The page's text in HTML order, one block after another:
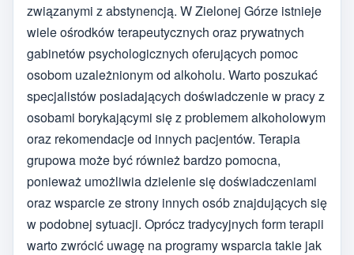
związanymi z abstynencją. W Zielonej Górze istnieje
wiele ośrodków terapeutycznych oraz prywatnych
gabinetów psychologicznych oferujących pomoc
osobom uzależnionym od alkoholu. Warto poszukać
specjalistów posiadających doświadczenie w pracy z
osobami borykającymi się z problemem alkoholowym
oraz rekomendacje od innych pacjentów. Terapia
grupowa może być również bardzo pomocna,
ponieważ umożliwia dzielenie się doświadczeniami
oraz wsparcie ze strony innych osób znajdujących się
w podobnej sytuacji. Oprócz tradycyjnych form terapii
warto zwrócić uwagę na programy wsparcia takie jak